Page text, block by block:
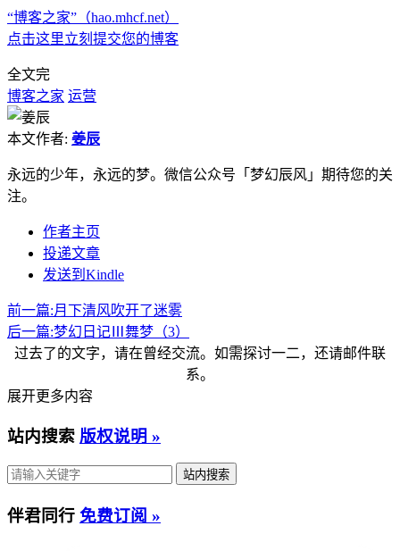
“博客之家”（hao.mhcf.net）
点击这里立刻提交您的博客
全文完
博客之家 运营
本文作者: 姜辰
永远的少年，永远的梦。微信公众号「梦幻辰风」期待您的关
注。
作者主页
投递文章
发送到Kindle
前一篇:月下清风吹开了迷雾
后一篇:梦幻日记Ⅲ舞梦（3）
过去了的文字，请在曾经交流。如需探讨一二，还请邮件联
系。
展开更多内容
站内搜索 版权说明 »
伴君同行 免费订阅 »